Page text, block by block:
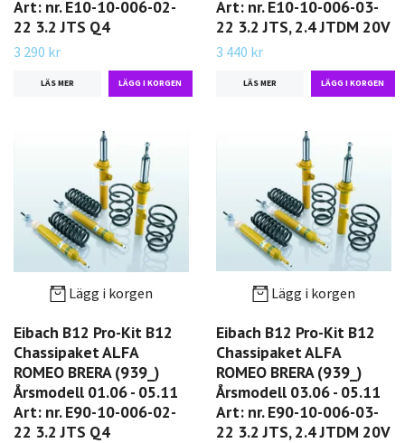
Art: nr. E10-10-006-02-
22 3.2 JTS Q4
3 290 kr
LÄS MER
Art: nr. E10-10-006-03-
22 3.2 JTS, 2.4 JTDM 20V
3 440 kr
LÄS MER
Lägg i korgen
Eibach B12 Pro-Kit B12
Chassipaket ALFA
ROMEO BRERA (939_)
Årsmodell 01.06 - 05.11
Art: nr. E90-10-006-02-
22 3.2 JTS Q4
Lägg i korgen
Eibach B12 Pro-Kit B12
Chassipaket ALFA
ROMEO BRERA (939_)
Årsmodell 03.06 - 05.11
Art: nr. E90-10-006-03-
22 3.2 JTS, 2.4 JTDM 20V